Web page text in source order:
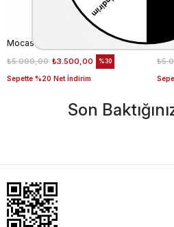
Mocassini Erkek Kemer 124309-100
₺3.500,00
₺5.000,00
Sepette %20 Net İndirim
%30
Son